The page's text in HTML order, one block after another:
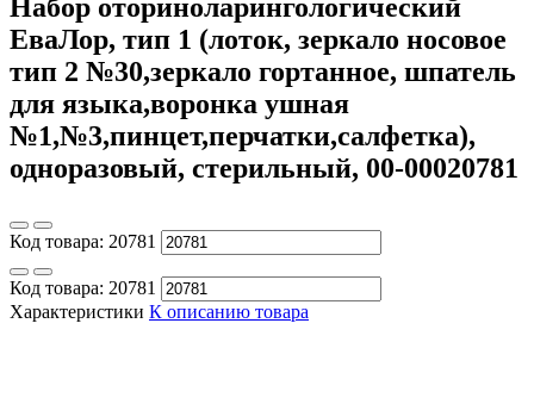
Набор оториноларингологический
ЕваЛор, тип 1 (лоток, зеркало носовое
тип 2 №30,зеркало гортанное, шпатель
для языка,воронка ушная
№1,№3,пинцет,перчатки,салфетка),
одноразовый, стерильный, 00-00020781
Код товара: 20781
Код товара: 20781
Характеристики К описанию товара